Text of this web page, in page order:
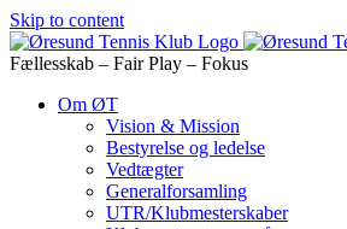
Skip to content
Fællesskab – Fair Play – Fokus
Om ØT
Vision & Mission
Bestyrelse og ledelse
Vedtægter
Generalforsamling
UTR/Klubmesterskaber